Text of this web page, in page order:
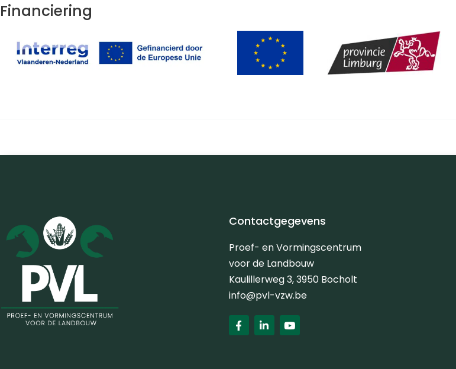
Financiering
Contactgegevens
Proef- en Vormingscentrum
voor de Landbouw
Kaulillerweg 3, 3950 Bocholt
info@pvl-vzw.be
F
a
c
L
i
n
Y
o
u